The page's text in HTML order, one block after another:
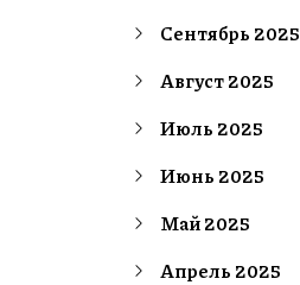
Сентябрь 2025
Август 2025
Июль 2025
Июнь 2025
Май 2025
Апрель 2025